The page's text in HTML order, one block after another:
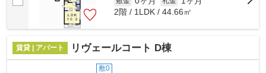
2階 / 1LDK / 44.66㎡
賃貸 | アパート リヴェールコート D棟
敷0